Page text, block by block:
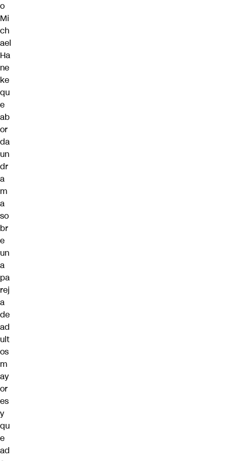
o
Mi
ch
ael
Ha
ne
ke
qu
e
ab
or
da
un
dr
a
m
a
so
br
e
un
a
pa
rej
a
de
ad
ult
os
m
ay
or
es
y
qu
e
ad